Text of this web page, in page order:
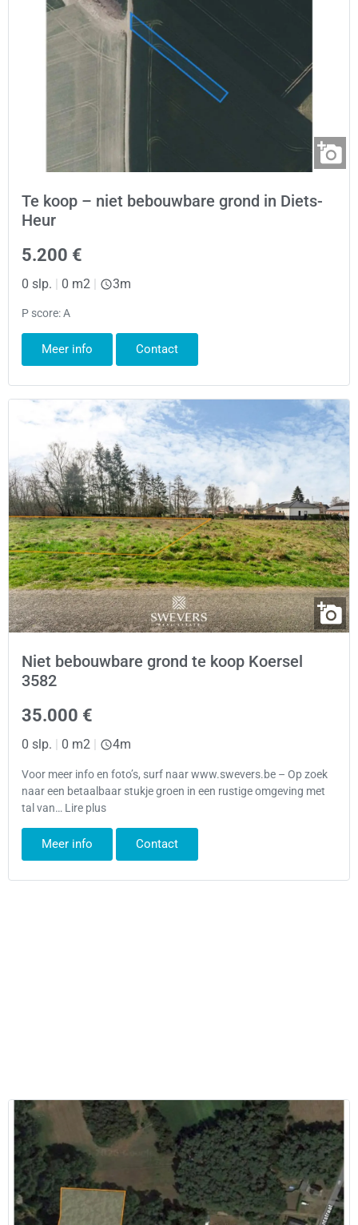
Te koop – niet bebouwbare grond in Diets-
Heur
5.200 €
0 slp. | 0 m2 | 3m
P score: A
Meer info Contact
Niet bebouwbare grond te koop Koersel
3582
35.000 €
0 slp. 0 m2 4m
Voor meer info en foto’s, surf naar www.swevers.be – Op zoek
naar een betaalbaar stukje groen in een rustige omgeving met
tal van… Lire plus
Meer info Contact